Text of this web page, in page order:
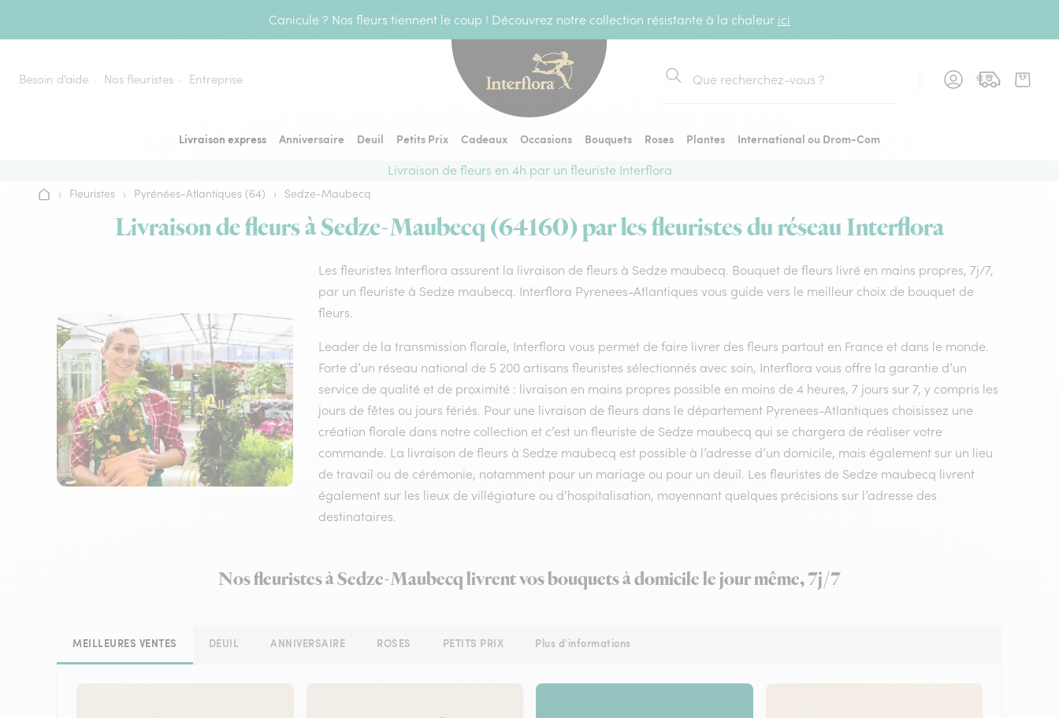
Canicule ? Nos fleurs tiennent le coup ! Découvrez notre collection résistante à la chaleur ici
Besoin d’aide Nos fleuristes Entreprise
Rechercher
Livraison express Anniversaire Deuil Petits Prix Cadeaux Occasions Bouquets Roses Plantes
International ou Drom-Com
Livraison de fleurs en 4h par un fleuriste Interflora
Accueil
› Fleuristes › Pyrénées-Atlantiques (64) › Sedze-Maubecq
Livraison de fleurs à Sedze-Maubecq (64160) par les fleuristes du réseau Interflora
Les fleuristes Interflora assurent la livraison de fleurs à Sedze maubecq. Bouquet de fleurs livré en mains propres, 7j/7,
par un fleuriste à Sedze maubecq. Interflora Pyrenees-Atlantiques vous guide vers le meilleur choix de bouquet de
fleurs.
Leader de la transmission florale, Interflora vous permet de faire livrer des fleurs partout en France et dans le monde.
Forte d’un réseau national de 5 200 artisans fleuristes sélectionnés avec soin, Interflora vous offre la garantie d’un
service de qualité et de proximité : livraison en mains propres possible en moins de 4 heures, 7 jours sur 7, y compris les
jours de fêtes ou jours fériés. Pour une livraison de fleurs dans le département Pyrenees-Atlantiques choisissez une
création florale dans notre collection et c’est un fleuriste de Sedze maubecq qui se chargera de réaliser votre
commande. La livraison de fleurs à Sedze maubecq est possible à l’adresse d’un domicile, mais également sur un lieu
de travail ou de cérémonie, notamment pour un mariage ou pour un deuil. Les fleuristes de Sedze maubecq livrent
également sur les lieux de villégiature ou d’hospitalisation, moyennant quelques précisions sur l’adresse des
destinataires.
Nos fleuristes à Sedze-Maubecq livrent vos bouquets à domicile le jour même, 7j/7
MEILLEURES VENTES DEUIL ANNIVERSAIRE ROSES PETITS PRIX Plus d'informations